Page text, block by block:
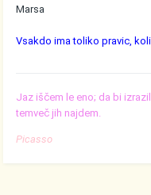
Marsa
Vsakdo ima toliko pravic,
Jaz iščem le eno; da bi
temveč jih najdem.
Picasso